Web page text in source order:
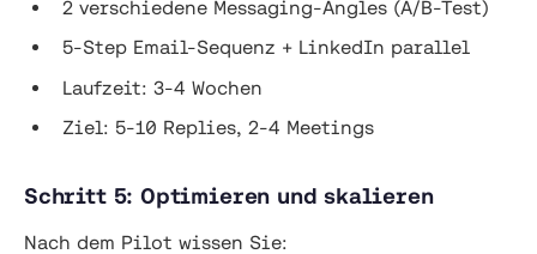
2 verschiedene Messaging-Angles (A/B-Test)
5-Step Email-Sequenz + LinkedIn parallel
Laufzeit: 3-4 Wochen
Ziel: 5-10 Replies, 2-4 Meetings
Schritt 5: Optimieren und skalieren
Nach dem Pilot wissen Sie: